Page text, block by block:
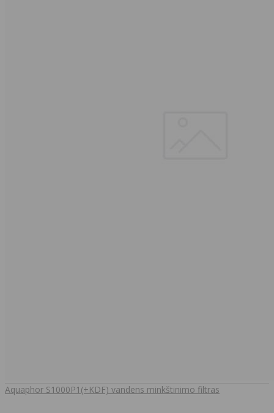
Aquaphor S1000P1(+KDF) vandens minkštinimo filtras